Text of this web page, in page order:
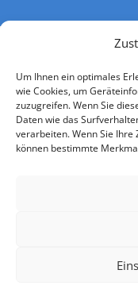
Um Ihnen ein optimales
wie Cookies, um
zuzugreifen. Wenn Sie
Daten wie das
verarbeiten. Wenn Sie
können bestimmteImpressum
Einwilligung
©